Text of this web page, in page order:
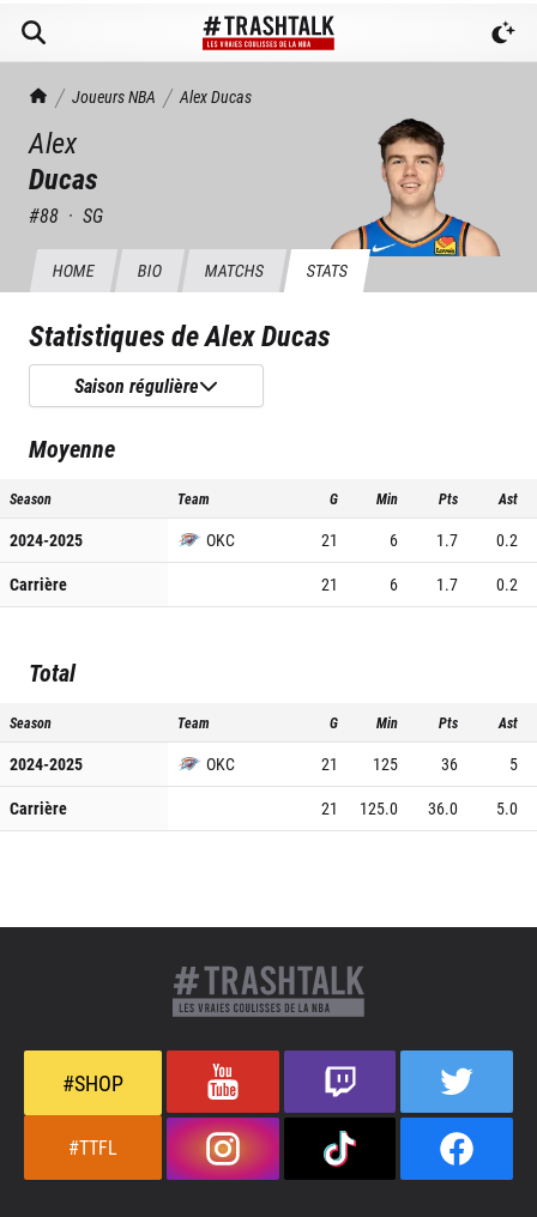
TrashTalk Actu NBA
Joueurs NBA AlexDucas
Alex
Ducas
#88 · SG
HOME BIO MATCHS STATS
Statistiques deAlex Ducas
Saison régulière
Moyenne
Season Team G Min Pts Ast
2024-2025 OKC 21 6 1.7
0.2
Carrière
21 6 1.7 0.2
Total
Season Team G Min Pts Ast
2024-2025 OKC 21 125 36
5
Carrière
21 125.0 36.0 5.0
#SHOP
#TTFL